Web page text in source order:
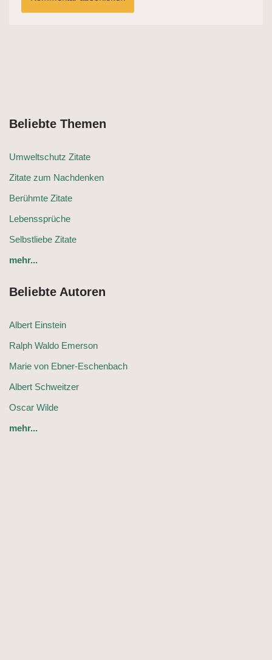
Beliebte Themen
Umweltschutz Zitate
Zitate zum Nachdenken
Berühmte Zitate
Lebenssprüche
Selbstliebe Zitate
mehr...
Beliebte Autoren
Albert Einstein
Ralph Waldo Emerson
Marie von Ebner-Eschenbach
Albert Schweitzer
Oscar Wilde
mehr...